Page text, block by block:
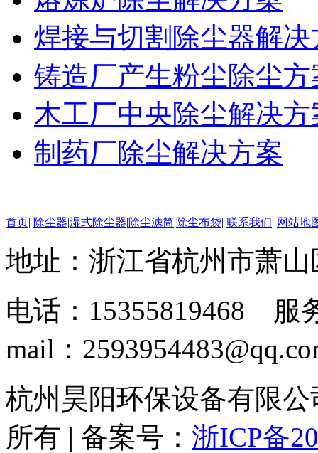
焊接与切割除尘器解决
铸造厂产生粉尘除尘方
木工厂中央除尘解决方
制药厂除尘解决方案
首页| 除尘器|湿式除尘器|除尘滤筒|除尘布袋| 联系我们| 网站地
地址：浙江省杭州市萧
电话：15355819468 服
mail：
杭州昊阳环保设备有限公
所有 | 备案号： 浙ICP备